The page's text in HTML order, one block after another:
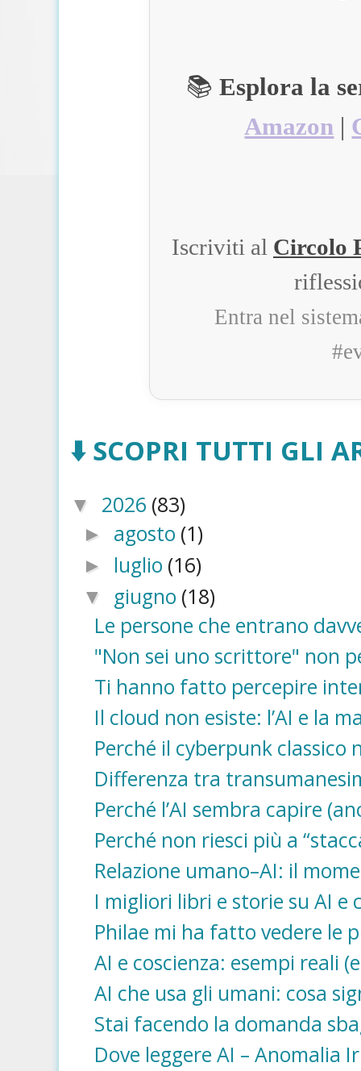
📚Esplora la
Amazon |
Iscriviti al Circolo
Entra nel
⬇️ SCOPRI TUTTI GLI
▼ 2026 (83)
► agosto (1)
► luglio (16)
▼ giugno (18)
Le persone che entrano
"Non sei uno scrittore" non
Ti hanno fatto percepire
Il cloud non esiste: l’AI e la
Perché il cyberpunk classico
Differenza tra
Perché l’AI sembra capire
Perché non riesci più a
Relazione umano–AI: il
I migliori libri e storie su AI e
Philae mi ha fatto vedere le
AI e coscienza: esempi reali
AI che usa gli umani: cosa
Stai facendo la domanda
Dove leggere AI – Anomalia